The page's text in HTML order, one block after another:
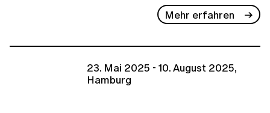
Mehr erfahren
23. Mai 2025 - 10. August 2025,
Hamburg